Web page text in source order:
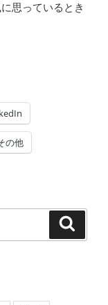
思っているとき
の他